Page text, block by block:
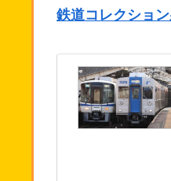
鉄道コレクショ